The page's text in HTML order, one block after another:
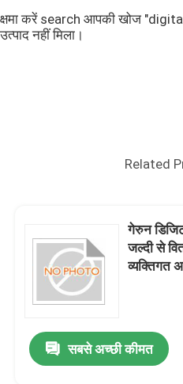
क्षमा करें search आपकी खोज
उत्पाद नहीं मिला।
Related
गेरुन
जल्दी से
व्यक्तिगत
सबसे अच्छी कीमत